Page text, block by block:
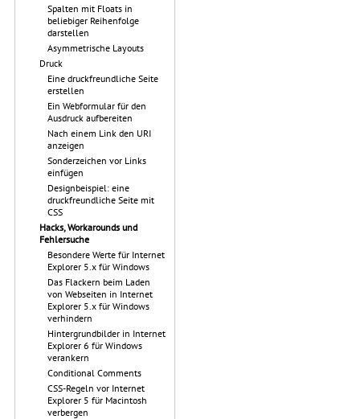
Spalten mit Floats in
beliebiger Reihenfolge
darstellen
Asymmetrische Layouts
Druck
Eine druckfreundliche Seite
erstellen
Ein Webformular für den
Ausdruck aufbereiten
Nach einem Link den URI
anzeigen
Sonderzeichen vor Links
einfügen
Designbeispiel: eine
druckfreundliche Seite mit
CSS
Hacks, Workarounds und
Fehlersuche
Besondere Werte für Internet
Explorer 5.x für Windows
Das Flackern beim Laden
von Webseiten in Internet
Explorer 5.x für Windows
verhindern
Hintergrundbilder in Internet
Explorer 6 für Windows
verankern
Conditional Comments
CSS-Regeln vor Internet
Explorer 5 für Macintosh
verbergen